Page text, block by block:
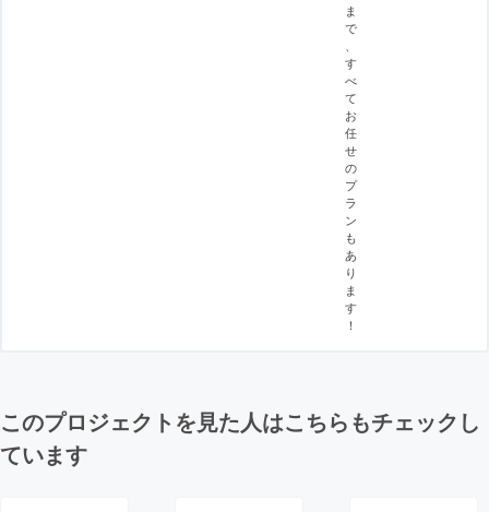
ま
で
す
べ
て
お
任
せ
の
プ
ラ
ン
も
あ
り
ま
す
！
このプロジェクトを見た人はこちらもチェックし
ています